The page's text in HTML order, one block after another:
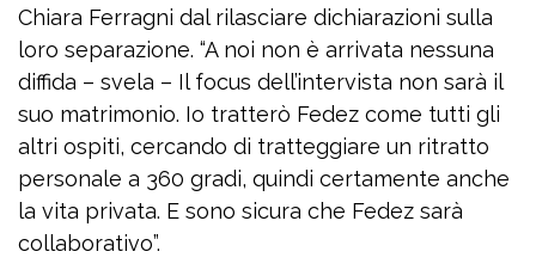
Chiara Ferragni dal rilasciare dichiarazioni sulla
loro separazione. “A noi non è arrivata nessuna
diffida – svela – Il focus dell’intervista non sarà il
suo matrimonio. Io tratterò Fedez come tutti gli
altri ospiti, cercando di tratteggiare un ritratto
personale a 360 gradi, quindi certamente anche
la vita privata. E sono sicura che Fedez sarà
collaborativo”.